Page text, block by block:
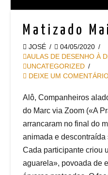
Matizado
JOSÉ
04/05/2020
AULAS DE DESENHO À
UNCATEGORIZED
DEIXE UM
Alô, Companheiros
do Marc via Zoom («A
arrancaram no final do
animada e
Cada participante criou
aguarela», povoada de